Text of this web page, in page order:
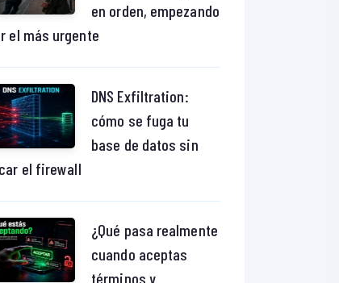
en orden, empezando
el más urgente
DNS Exfiltration:
cómo se fuga tu
base de datos sin
el firewall
¿Qué pasa realmente
cuando aceptas
términos y